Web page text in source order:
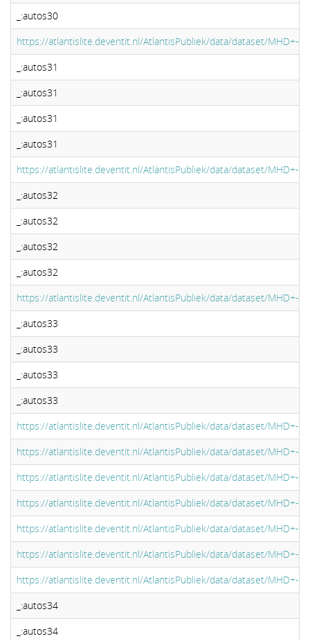
_:autos30
https://atlantislite.deventit.nl/AtlantisPubliek/data/dataset/MHD+-
_:autos31
_:autos31
_:autos31
_:autos31
https://atlantislite.deventit.nl/AtlantisPubliek/data/dataset/MHD+-
_:autos32
_:autos32
_:autos32
_:autos32
https://atlantislite.deventit.nl/AtlantisPubliek/data/dataset/MHD+-
_:autos33
_:autos33
_:autos33
_:autos33
https://atlantislite.deventit.nl/AtlantisPubliek/data/dataset/MHD+-
https://atlantislite.deventit.nl/AtlantisPubliek/data/dataset/MHD+-
https://atlantislite.deventit.nl/AtlantisPubliek/data/dataset/MHD+-
https://atlantislite.deventit.nl/AtlantisPubliek/data/dataset/MHD+-
https://atlantislite.deventit.nl/AtlantisPubliek/data/dataset/MHD+-
https://atlantislite.deventit.nl/AtlantisPubliek/data/dataset/MHD+-
https://atlantislite.deventit.nl/AtlantisPubliek/data/dataset/MHD+-
_:autos34
_:autos34